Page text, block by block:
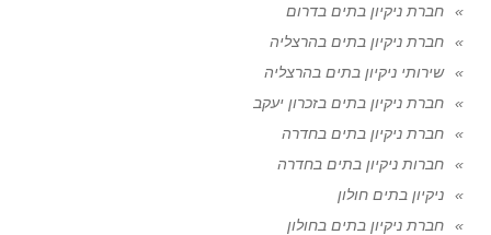
חברת ניקיון בתים בדרום
חברת ניקיון בתים בהרצליה
שירותי ניקיון בתים בהרצליה
חברת ניקיון בתים בזכרון יעקב
חברת ניקיון בתים בחדרה
חברות ניקיון בתים בחדרה
ניקיון בתים חולון
חברת ניקיון בתים בחולון